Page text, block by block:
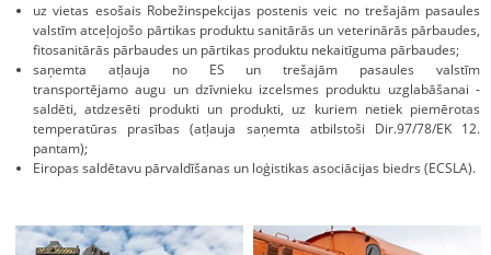
uz vietas esošais Robežinspekcijas postenis veic no trešajām pasaules
valstīm atceļojošo pārtikas produktu sanitārās un veterinārās pārbaudes,
fitosanitārās pārbaudes un pārtikas produktu nekaitīguma pārbaudes;
saņemta atļauja no ES un trešajām pasaules valstīm
transportējamo augu un dzīvnieku izcelsmes produktu uzglabāšanai -
saldēti, atdzesēti produkti un produkti, uz kuriem netiek piemērotas
temperatūras prasības (atļauja saņemta atbilstoši Dir.97/78/EK 12.
pantam);
Eiropas saldētavu pārvaldīšanas un loģistikas asociācijas biedrs (ECSLA).